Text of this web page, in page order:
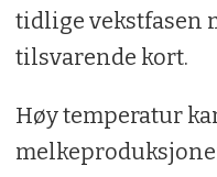
tidlige vekstfasen
tilsvarende kort.
Høy temperatur